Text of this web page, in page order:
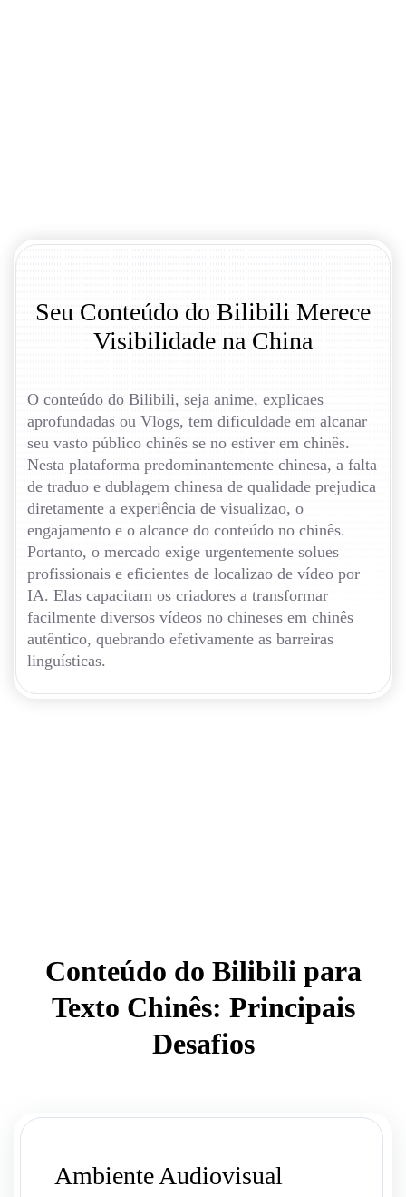
Seu Conteúdo do Bilibili Merece
Visibilidade na China
O conteúdo do Bilibili, seja anime, explicaes
aprofundadas ou Vlogs, tem dificuldade em alcanar
seu vasto público chinês se no estiver em chinês.
Nesta plataforma predominantemente chinesa, a falta
de traduo e dublagem chinesa de qualidade prejudica
diretamente a experiência de visualizao, o
engajamento e o alcance do conteúdo no chinês.
Portanto, o mercado exige urgentemente solues
profissionais e eficientes de localizao de vídeo por
IA. Elas capacitam os criadores a transformar
facilmente diversos vídeos no chineses em chinês
autêntico, quebrando efetivamente as barreiras
linguísticas.
Conteúdo do Bilibili para
Texto Chinês: Principais
Desafios
Ambiente Audiovisual